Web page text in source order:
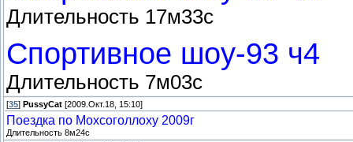
Длительность 17м33с
Спортивное шоу-93 ч4
Длительность 7м03с
[35] PussyCat [2009.Окт.18, 15:10]
Поездка по Мохсоголлоху 2009г
Длительность 8м24с